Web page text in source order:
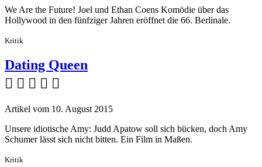
We Are the Future! Joel und Ethan Coens Komödie über das
Hollywood in den fünfziger Jahren eröffnet die 66. Berlinale.
Kritik
Dating Queen
    
Artikel vom 10. August 2015
Unsere idiotische Amy: Judd Apatow soll sich bücken, doch Amy
Schumer lässt sich nicht bitten. Ein Film in Maßen.
Kritik